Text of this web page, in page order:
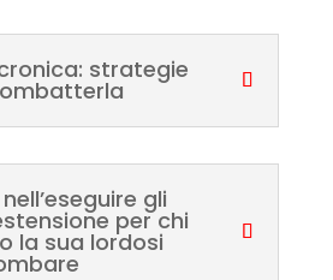
strategie
gli
per chi
la sua lordosi